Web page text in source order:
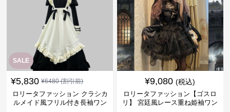
SALE
¥5,830 ¥6480(割引前)
ロリータファッション クラシカ
ルメイド風フリル付き長袖ワン
¥9,080 (税込)
ロリータファッション【ゴスロ
リ】 宮廷風レース重ね姫袖ワン